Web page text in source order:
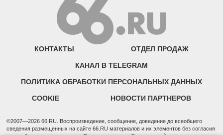
КОНТАКТЫ ОТДЕЛ ПРОДАЖ
КАНАЛ В TELEGRAM
ПОЛИТИКА ОБРАБОТКИ ПЕРСОНАЛЬНЫХ ДАННЫХ
COOKIE НОВОСТИ ПАРТНЕРОВ
©2007—2026 66.RU. Воспроизведение, сообщение, доведение до всеобщего
сведения размещенных на сайте 66.RU материалов и их элементов без согласия